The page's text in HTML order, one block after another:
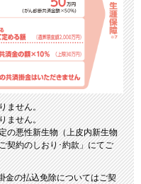
ません。
ません。
の悪性新生物（上皮内新生物
契約のしおり･約款」にてご
金の払込免除についてはご契